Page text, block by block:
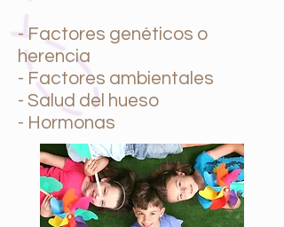
- Factores genéticos o
herencia
- Factores ambientales
- Salud del hueso
- Hormonas